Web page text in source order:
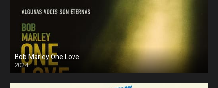
Bob Marley One Love
2024